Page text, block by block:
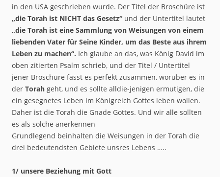
in den USA geschrieben wurde. Der Titel der Broschüre ist
„die Torah ist NICHT das Gesetz“ und der Untertitel lautet
„die Torah ist eine Sammlung von Weisungen von einem
liebenden Vater für Seine Kinder, um das Beste aus ihrem
Leben zu machen“. Ich glaube an das, was König David im
oben zitierten Psalm schrieb, und der Titel / Untertitel
jener Broschüre fasst es perfekt zusammen, worüber es in
der Torah geht, und es sollte alldie-jenigen ermutigen, die
ein gesegnetes Leben im Königreich Gottes leben wollen.
Daher ist die Torah die Gnade Gottes. Und wir alle sollten
es als solche anerkennen
Grundlegend beinhalten die Weisungen in der Torah die
drei bedeutendsten Gebiete unsres Lebens …..
1/ unsere Beziehung mit Gott